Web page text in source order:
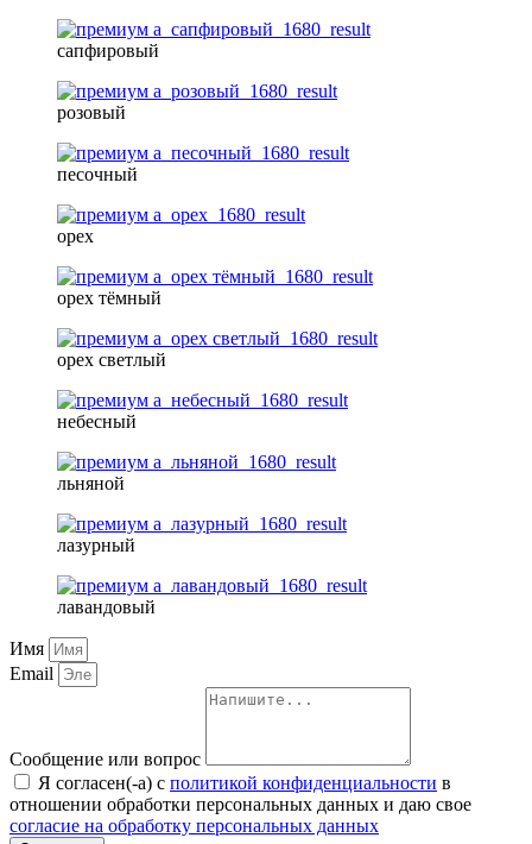
сапфировый
розовый
песочный
орех
орех тёмный
орех светлый
небесный
льняной
лазурный
лавандовый
Имя
Email
Сообщение или вопрос
Я согласен(-а) с политикой конфиденциальности в
отношении обработки персональных данных и даю свое
согласие на обработку персональных данных